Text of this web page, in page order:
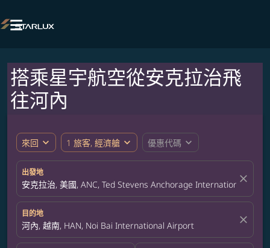

搭乘星宇航空從安克拉治飛
往河內
來回 expand_more 1 旅客, 經濟艙 expand_more 優惠代碼 expand_more
出發地
安克拉治, 美國, ANC, Ted Stevens Anchorage International
close
目的地
河內, 越南, HAN, Noi Bai International Airport close